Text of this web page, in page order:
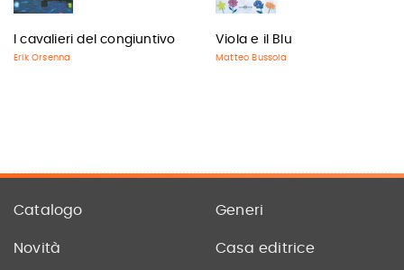
I cavalieri del congiuntivo
Erik Orsenna
Viola e il Blu
Matteo Bussola
Catalogo Generi
Novità Casa editrice